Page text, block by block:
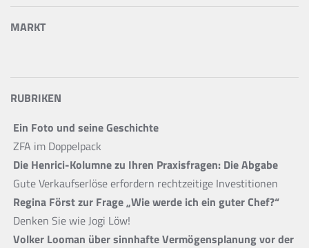
MARKT
RUBRIKEN
Ein Foto und seine Geschichte
ZFA im Doppelpack
Die Henrici-Kolumne zu Ihren Praxisfragen: Die Abgabe
Gute Verkaufserlöse erfordern rechtzeitige Investitionen
Regina Först zur Frage „Wie werde ich ein guter Chef?“
Denken Sie wie Jogi Löw!
Volker Looman über sinnhafte Vermögensplanung vor der